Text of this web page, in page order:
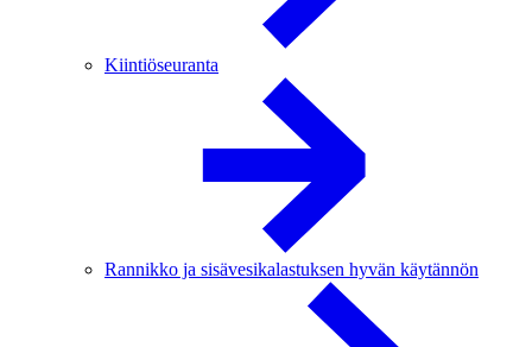
Kiintiöseuranta
Rannikko ja sisävesikalastuksen hyvän käytännön